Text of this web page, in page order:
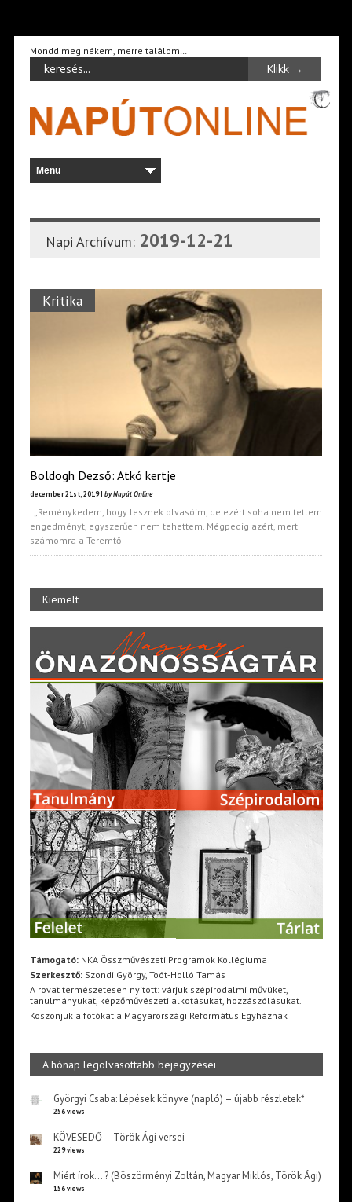
Mondd meg nékem, merre találom…
Napi Archívum: 2019-12-21
Kritika
Boldogh Dezső: Atkó kertje
december 21st, 2019 | by Napút Online
„Reménykedem, hogy lesznek olvasóim, de ezért soha nem tettem
engedményt, egyszerűen nem tehettem. Mégpedig azért, mert
számomra a Teremtő
Kiemelt
Támogató:NKA Összművészeti Programok Kollégiuma
Szerkesztő:Szondi György, Toót-Holló Tamás
A rovat természetesen nyitott: várjuk szépirodalmi művüket,
tanulmányukat, képzőművészeti alkotásukat, hozzászólásukat.
Köszönjük a fotókat a Magyarországi Református Egyháznak
A hónap legolvasottabb bejegyzései
Györgyi Csaba: Lépések könyve (napló) – újabb részletek*
256 views
KÖVESEDŐ – Török Ági versei
229 views
Miért írok… ? (Böszörményi Zoltán, Magyar Miklós, Török Ági)
156 views